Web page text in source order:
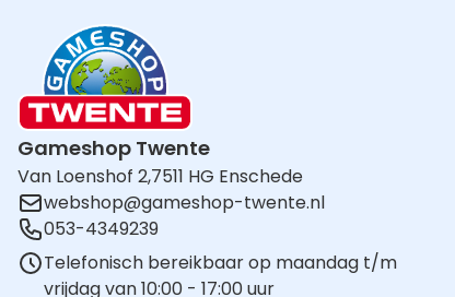
Gameshop Twente
Van Loenshof 2,7511 HG Enschede
webshop@gameshop-twente.nl
053-4349239
Telefonisch bereikbaar op maandag t/m
vrijdag van 10:00 - 17:00 uur